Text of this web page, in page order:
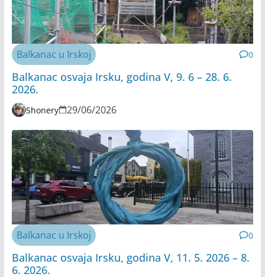
Balkanac u Irskoj 0
Balkanac osvaja Irsku, godina V, 9. 6 – 28. 6.
2026.
Shonery 29/06/2026
Balkanac u Irskoj 0
Balkanac osvaja Irsku, godina V, 11. 5. 2026 – 8.
6. 2026.